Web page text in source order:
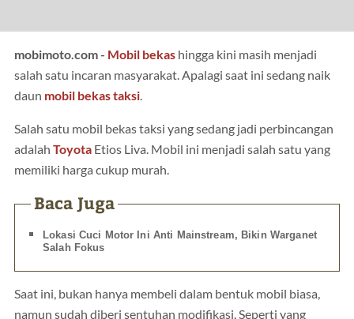
mobimoto.com - Mobil bekas hingga kini masih menjadi
salah satu incaran masyarakat. Apalagi saat ini sedang naik
daun mobil bekas taksi.
Salah satu mobil bekas taksi yang sedang jadi perbincangan
adalah Toyota Etios Liva. Mobil ini menjadi salah satu yang
memiliki harga cukup murah.
Baca Juga
Lokasi Cuci Motor Ini Anti Mainstream, Bikin Warganet
Salah Fokus
Saat ini, bukan hanya membeli dalam bentuk mobil biasa,
namun sudah diberi sentuhan modifikasi. Seperti yang